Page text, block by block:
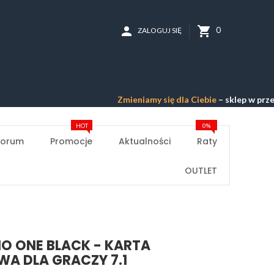
shopping_cart 0
person ZALOGUJ SIĘ
Zmieniamy się dla Ciebie– sklep w przebudowie
Promocje
HOT
Aktualności Raty
0%
OUTLET
ONE BLACK - KARTA
DLA GRACZY 7.1